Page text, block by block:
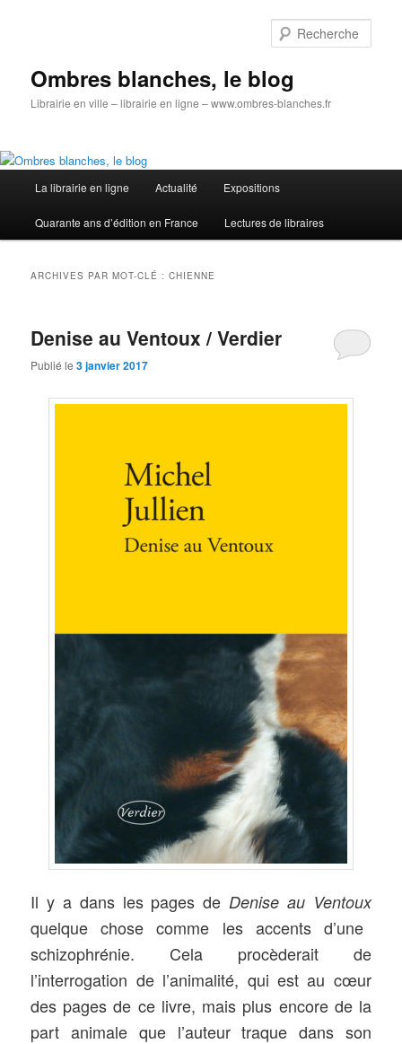
Ombres blanches, le blog
Librairie en ville – librairie en ligne – www.ombres-blanches.fr
principal
La librairie en ligne Actualité Expositions
Quarante ans d’édition en France Lectures de libraires
ARCHIVES PAR MOT-CLÉ :CHIENNE
Denise au Ventoux / Verdier
Publié le3 janvier 2017
Il y a dans les pages de Denise au Ventoux
quelque chose comme les accents d’une
schizophrénie. Cela procèderait de
l’interrogation de l’animalité, qui est au cœur
des pages de ce livre, mais plus encore de la
part animale que l’auteur traque dans son